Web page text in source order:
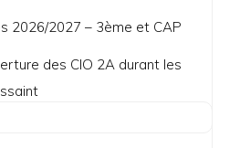
2026/2027 – 3ème et CAP
des CIO 2A durant les